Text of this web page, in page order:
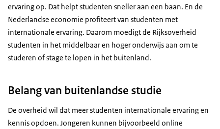
ervaring op. Dat helpt studenten sneller aan een baan. En de
Nederlandse economie profiteert van studenten met
internationale ervaring. Daarom moedigt de Rijksoverheid
studenten in het middelbaar en hoger onderwijs aan om te
studeren of stage te lopen in het buitenland.
Belang van buitenlandse studie
De overheid wil dat meer studenten internationale ervaring en
kennis opdoen. Jongeren kunnen bijvoorbeeld online